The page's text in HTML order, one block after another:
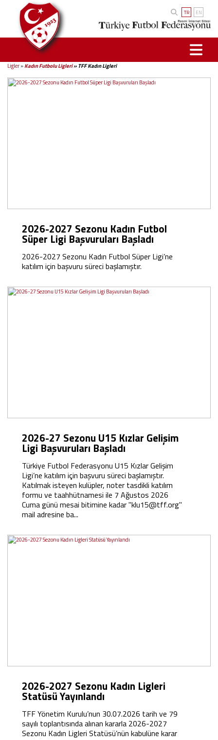
TR EN
Ligler»Kadın Futbolu Ligleri»TFF Kadın Ligleri
2026-2027 Sezonu Kadın Futbol
Süper Ligi Başvuruları Başladı
2026-2027 Sezonu Kadın Futbol Süper Ligi’ne
katılım için başvuru süreci başlamıştır.
2026-27 Sezonu U15 Kızlar Gelişim
Ligi Başvuruları Başladı
Türkiye Futbol Federasyonu U15 Kızlar Gelişim
Ligi’ne katılım için başvuru süreci başlamıştır.
Katılmak isteyen kulüpler, noter tasdikli katılım
formu ve taahhütnamesi ile 7 Ağustos 2026
Cuma günü mesai bitimine kadar "klu15@tff.org"
mail adresine ba...
2026-2027 Sezonu Kadın Ligleri
Statüsü Yayınlandı
TFF Yönetim Kurulu’nun 30.07.2026 tarih ve 79
sayılı toplantısında alınan kararla 2026-2027
Sezonu Kadın Ligleri Statüsü’nün kabulüne karar